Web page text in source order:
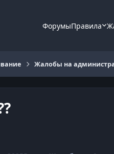
ФорумыПравила
Жалобы на